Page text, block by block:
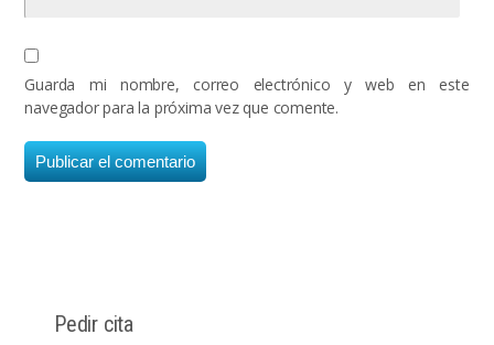
Guarda mi nombre, correo electrónico y web en este
navegador para la próxima vez que comente.
Pedir cita